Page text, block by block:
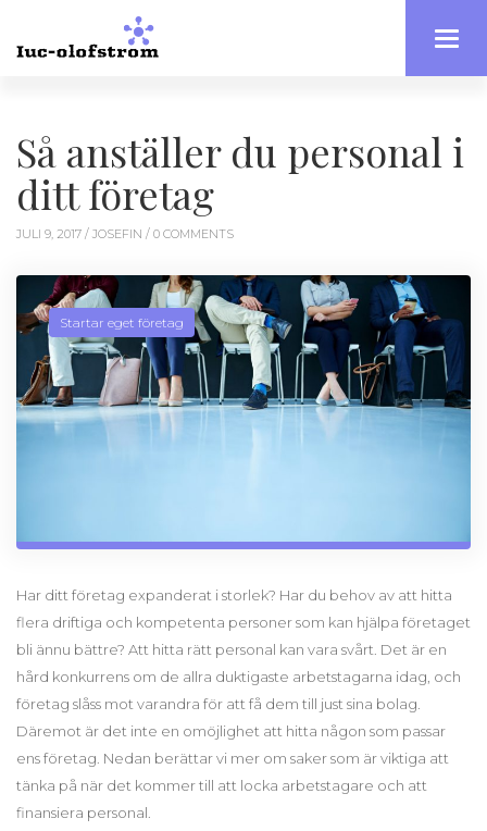
Så anställer du personal i
ditt företag
JULI 9, 2017 / JOSEFIN / 0 COMMENTS
Startar eget företag
Har ditt företag expanderat i storlek? Har du behov av att hitta
flera driftiga och kompetenta personer som kan hjälpa företaget
bli ännu bättre? Att hitta rätt personal kan vara svårt. Det är en
hård konkurrens om de allra duktigaste arbetstagarna idag, och
företag slåss mot varandra för att få dem till just sina bolag.
Däremot är det inte en omöjlighet att hitta någon som passar
ens företag. Nedan berättar vi mer om saker som är viktiga att
tänka på när det kommer till att locka arbetstagare och att
finansiera personal.